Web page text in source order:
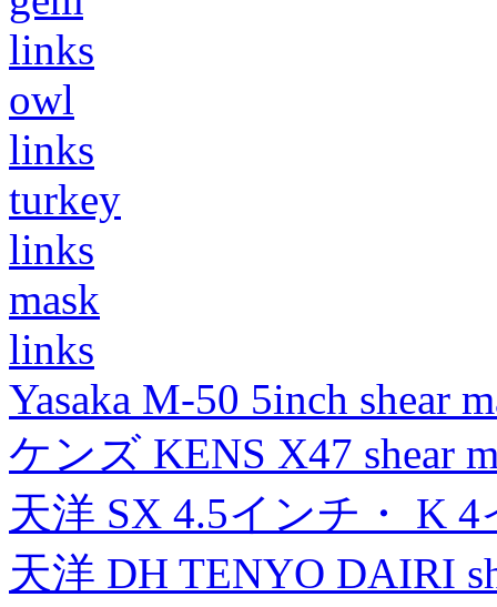
links
owl
links
turkey
links
mask
links
Yasaka M-50 5inch shear
ケンズ KENS X47 shear
天洋 SX 4.5インチ・ K
天洋 DH TENYO DAIRI